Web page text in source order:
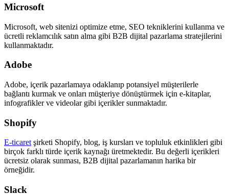
Microsoft
Microsoft, web sitenizi optimize etme, SEO tekniklerini kullanma ve
ücretli reklamcılık satın alma gibi B2B dijital pazarlama stratejilerini
kullanmaktadır.
Adobe
Adobe, içerik pazarlamaya odaklanıp potansiyel müşterilerle
bağlantı kurmak ve onları müşteriye dönüştürmek için e-kitaplar,
infografikler ve videolar gibi içerikler sunmaktadır.
Shopify
E-ticaret şirketi Shopify, blog, iş kursları ve topluluk etkinlikleri gibi
birçok farklı türde içerik kaynağı üretmektedir. Bu değerli içerikleri
ücretsiz olarak sunması, B2B dijital pazarlamanın harika bir
örneğidir.
Slack